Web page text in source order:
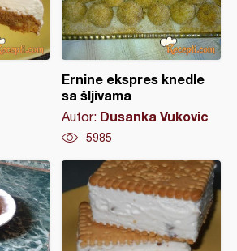
Ernine ekspres knedle
sa šljivama
Autor: Dusanka Vukovic
5985